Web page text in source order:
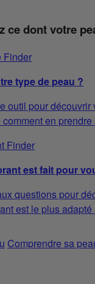
ce dont votre
type de peau ?
outil pour découvrir
en
est fait pour
questions pour
est le plus adapté
Comprendre sa